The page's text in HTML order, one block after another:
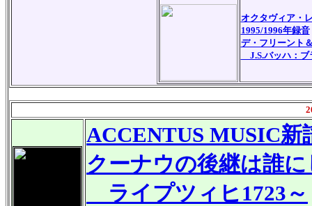
オクタヴィア・
1995/1996年録音
デ・フリーント
J.S.バッハ：ブ
ACCENTUS MUSIC新
クーナウの後継は誰
ライプツィヒ1723～